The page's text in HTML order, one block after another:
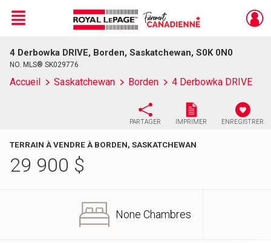
Live
En Direct
Menu
4 Derbowka DRIVE, Borden, Saskatchewan, S0K 0N0
NO. MLS® SK029776
Accueil Saskatchewan Borden 4 Derbowka DRIVE
PARTAGER IMPRIMER ENREGISTRER
TERRAIN À VENDRE À BORDEN, SASKATCHEWAN
29 900 $
None Chambres